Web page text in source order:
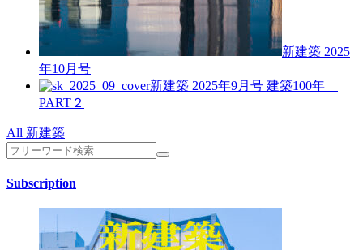
新建築 2025
年10月号
新建築 2025年9月号 建築100年
PART２
All 新建築
Subscription